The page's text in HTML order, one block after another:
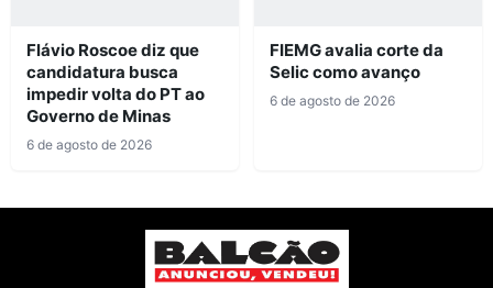
Flávio Roscoe diz que
candidatura busca
impedir volta do PT ao
Governo de Minas
6 de agosto de 2026
FIEMG avalia corte da
Selic como avanço
6 de agosto de 2026